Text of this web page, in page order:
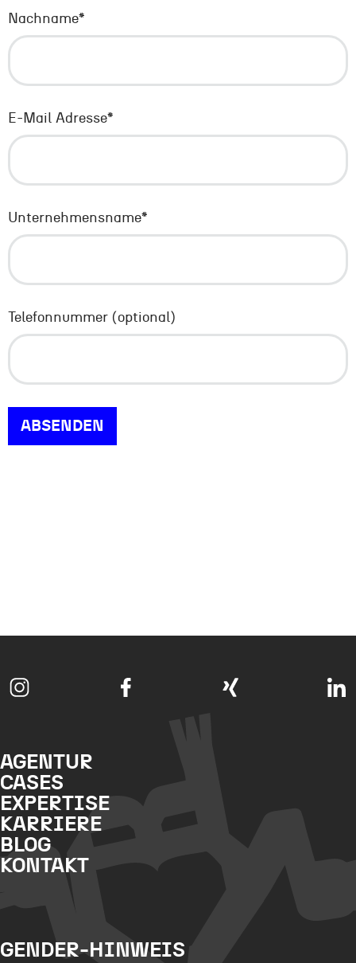
Nachname*
E-Mail Adresse*
Unternehmensname*
Telefonnummer (optional)
AGENTUR
CASES
EXPERTISE
KARRIERE
BLOG
KONTAKT
GENDER-HINWEIS